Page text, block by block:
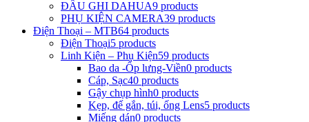
ĐẦU GHI DAHUA9 products
PHỤ KIỆN CAMERA39 products
Điện Thoại – MTB64 products
Điện Thoại5 products
Linh Kiện – Phụ Kiện59 products
Bao da -Ốp lưng-Viền0 products
Cáp, Sạc40 products
Gậy chụp hình0 products
Kẹp, đế gắn, túi, ống Lens5 products
Miếng dán0 products